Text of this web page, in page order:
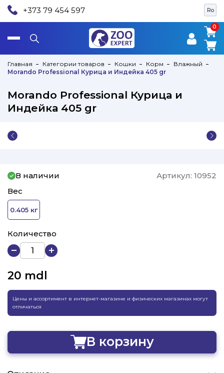
Ro
+373 79 454 597
0
0
Главная Категории товаров Кошки Корм
Влажный
Morando Professional Курица и Индейка 405 gr
Morando Professional Курица и
Индейка 405 gr
В наличии Артикул: 10952
Вес
0.405 кг
Количество
20 mdl
Цены и ассортимент в интернет-магазине и физических магазинах могут
отличаться
В корзину
Добавлено